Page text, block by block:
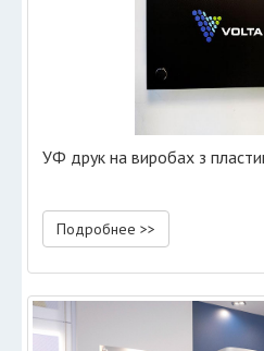
УФ друк на виробах з
Подробнее >>